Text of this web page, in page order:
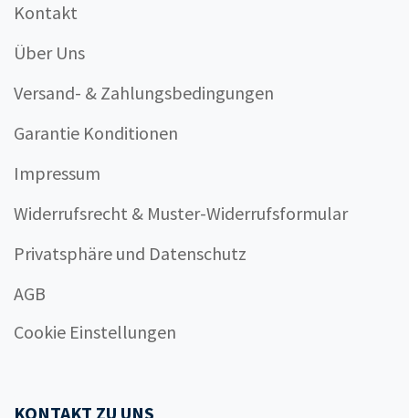
Kontakt
Über Uns
Versand- & Zahlungsbedingungen
Garantie Konditionen
Impressum
Widerrufsrecht & Muster-Widerrufsformular
Privatsphäre und Datenschutz
AGB
Cookie Einstellungen
KONTAKT ZU UNS